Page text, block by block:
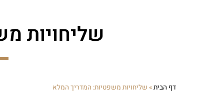
שליחויות
דף הבית» שליחויות משפטיות: המדריך המלא